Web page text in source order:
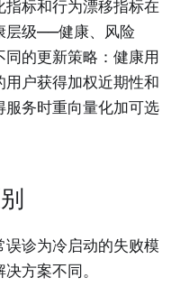
标和行为漂移指标在
层级——健康、风险
的更新策略：健康用
用户获得加权近期性和
务时重向量化加可选
诊为冷启动的失败模
方案不同。